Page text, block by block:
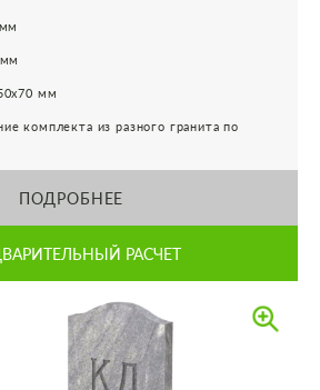
мм
комплекта из разного гранита по
ПОДРОБНЕЕ
РАСЧЕТ